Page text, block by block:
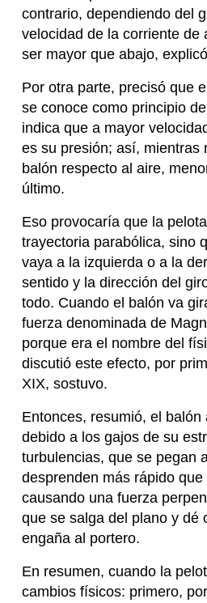
contrario, dependiendo del
velocidad de la corriente de
ser mayor que abajo,
Por otra parte, precisó que
se conoce como principio
indica que a mayor
es su presión; así, mientras
balón respecto al aire,
último.
Eso provocaría que la
trayectoria parabólica, sino
vaya a la izquierda o a la
sentido y la dirección del
todo. Cuando el balón va
fuerza denominada de
porque era el nombre del
discutió este efecto, por
XIX, sostuvo.
Entonces, resumió, el balón
debido a los gajos de su
turbulencias, que se pegan
desprenden más rápido
causando una fuerza
que se salga del plano y dé
engaña al portero.
En resumen, cuando la
cambios físicos: primero,